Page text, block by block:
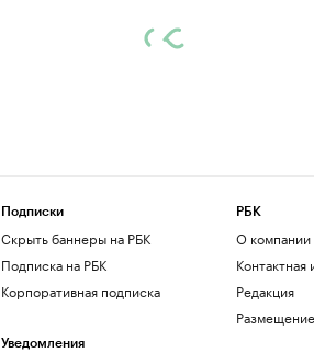
Подписки
Скрыть баннеры на РБК
Подписка на РБК
Корпоративная подписка
Уведомления
РБК
О компании
Редакция